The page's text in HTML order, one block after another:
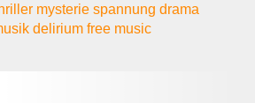
mysteriespannungdrama
deliriumfree music